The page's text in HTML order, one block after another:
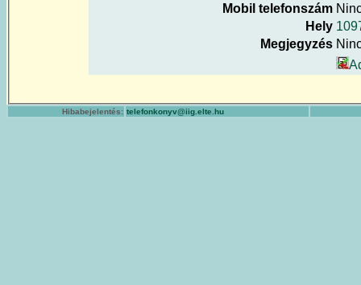
Mobil telefonszám
Hely
Megjegyzés
Hibabejelentés: telefonkonyv@iig.elte.hu